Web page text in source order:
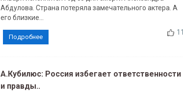
Абдулова. Страна потеряла замечательного актера. А
его близкие...
11
Подробнее
А.Кубилюс: Россия избегает ответственности
и правды..